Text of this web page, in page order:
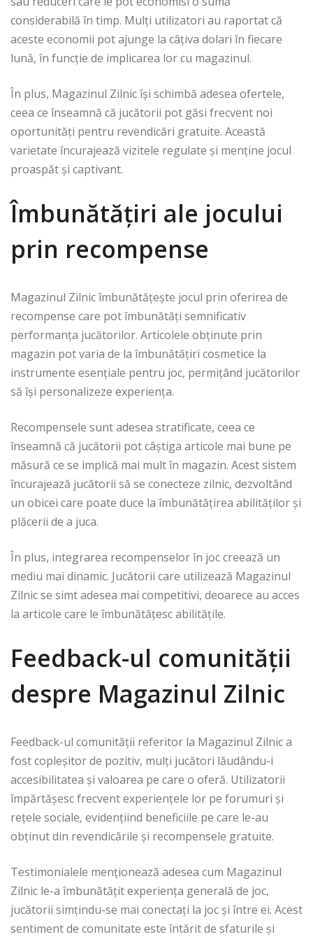
considerabilă în timp. Mulți utilizatori au raportat că
aceste economii pot ajunge la câțiva dolari în fiecare
lună, în funcție de implicarea lor cu magazinul.
În plus, Magazinul Zilnic își schimbă adesea ofertele,
ceea ce înseamnă că jucătorii pot găsi frecvent noi
oportunități pentru revendicări gratuite. Această
varietate încurajează vizitele regulate și menține jocul
proaspăt și captivant.
Îmbunătățiri ale jocului
prin recompense
Magazinul Zilnic îmbunătățește jocul prin oferirea de
recompense care pot îmbunătăți semnificativ
performanța jucătorilor. Articolele obținute prin
magazin pot varia de la îmbunătățiri cosmetice la
instrumente esențiale pentru joc, permițând jucătorilor
să își personalizeze experiența.
Recompensele sunt adesea stratificate, ceea ce
înseamnă că jucătorii pot câștiga articole mai bune pe
măsură ce se implică mai mult în magazin. Acest sistem
încurajează jucătorii să se conecteze zilnic, dezvoltând
un obicei care poate duce la îmbunătățirea abilităților și
plăcerii de a juca.
În plus, integrarea recompenselor în joc creează un
mediu mai dinamic. Jucătorii care utilizează Magazinul
Zilnic se simt adesea mai competitivi, deoarece au acces
la articole care le îmbunătățesc abilitățile.
Feedback-ul comunității
despre Magazinul Zilnic
Feedback-ul comunității referitor la Magazinul Zilnic a
fost copleșitor de pozitiv, mulți jucători lăudându-i
accesibilitatea și valoarea pe care o oferă. Utilizatorii
împărtășesc frecvent experiențele lor pe forumuri și
rețele sociale, evidențiind beneficiile pe care le-au
obținut din revendicările și recompensele gratuite.
Testimonialele menționează adesea cum Magazinul
Zilnic le-a îmbunătățit experiența generală de joc,
jucătorii simțindu-se mai conectați la joc și între ei. Acest
sentiment de comunitate este întărit de sfaturile și